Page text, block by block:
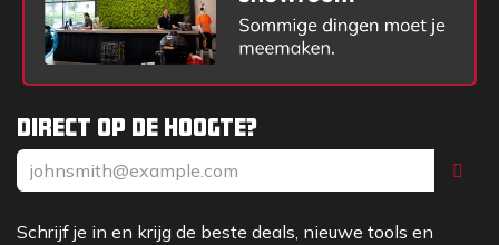
Direct op de hoogte?
Schrijf je in en krijg de beste deals, nieuwe tools en